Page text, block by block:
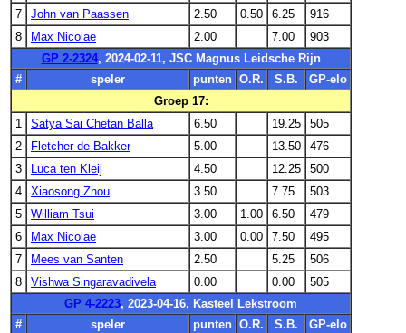
7
John van Paassen 2.50 0.50 6.25
916
8
Max Nicolae 2.00 7.00
903
GP 2-2324, 2024-02-11, JSC Magnus Leidsche Rijn
#
speler punten O.R. S.B.
GP-elo
Groep 17:
1
Satya Sai Chetan Balla 6.50 19.25
505
2
Fletcher de Bakker 5.00 13.50
476
3
Luca ten Kleij 4.50 12.25
500
4
Xiaosong Zhou 3.50 7.75
503
5
William Tsui 3.00 1.00 6.50
479
6
Max Nicolae 3.00 0.00 7.50
495
7
Mees van Santen 2.50 5.25
506
8
Vishwa Singaravadivela 0.00 0.00
505
GP 4-2223, 2023-04-16, Kasteel Lekstroom
#
speler punten O.R. S.B.
GP-elo